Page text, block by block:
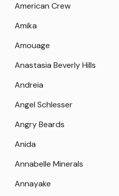
American Crew
Amika
Amouage
Anastasia Beverly Hills
Andreia
Angel Schlesser
Angry Beards
Anida
Annabelle Minerals
Annayake